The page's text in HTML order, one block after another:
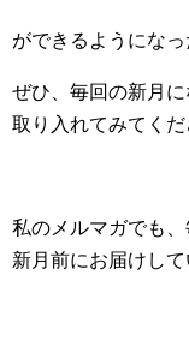
ができるようになっ
ぜひ、毎回の新月
取り入れてみてくだ
私のメルマガでも
新月前にお届けして